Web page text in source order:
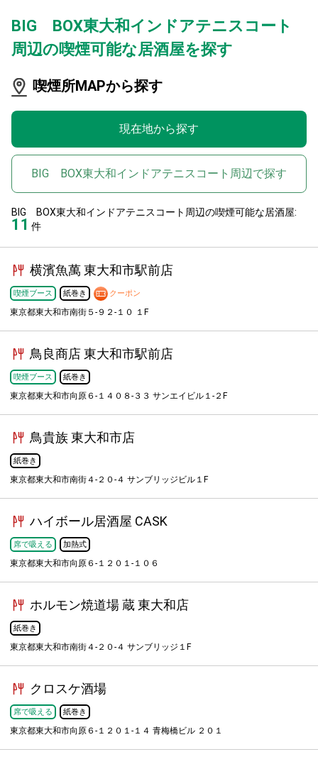
BIG BOX東大和インドアテニスコート
周辺の喫煙可能な居酒屋を探す
喫煙所MAPから探す
現在地から探す
BIG BOX東大和インドアテニスコート周辺で探す
BIG BOX東大和インドアテニスコート周辺の喫煙可能な居酒屋:
11 件
横濱魚萬 東大和市駅前店
喫煙ブース 紙巻き クーポン
東京都東大和市南街５-９２-１０ １F
鳥良商店 東大和市駅前店
喫煙ブース 紙巻き
東京都東大和市向原６-１４０８-３３ サンエイビル１-２F
鳥貴族 東大和市店
紙巻き
東京都東大和市南街４-２０-４ サンブリッジビル１F
ハイボール居酒屋 CASK
席で吸える 加熱式
東京都東大和市向原６-１２０１-１０６
ホルモン焼道場 蔵 東大和店
紙巻き
東京都東大和市南街４-２０-４ サンブリッジ１F
クロスケ酒場
席で吸える 紙巻き
東京都東大和市向原６-１２０１-１４ 青梅橋ビル ２０１